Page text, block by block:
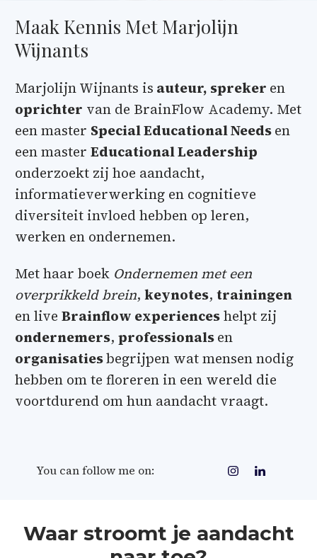
Maak Kennis Met Marjolijn
Wijnants
Marjolijn Wijnants is auteur, spreker en
oprichter van de BrainFlow Academy. Met
een master Special Educational Needsen
een master Educational Leadership
onderzoekt zij hoe aandacht,
informatieverwerking en cognitieve
diversiteit invloed hebben op leren,
werken en ondernemen.
Met haar boek Ondernemen met een
overprikkeld brein, keynotes, trainingen
en live Brainflow experienceshelpt zij
ondernemers, professionalsen
organisatiesbegrijpen wat mensen nodig
hebben om te floreren in een wereld die
voortdurend om hun aandacht vraagt.
You can follow me on:
Waar stroomt je aandacht